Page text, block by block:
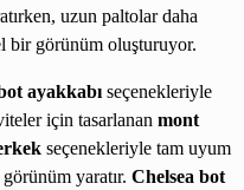
uzun paltolar daha
bir görünüm oluşturuyor.
ayakkabı seçenekleriyle
için tasarlanan mont
seçenekleriyle tam uyum
yaratır. Chelsea bot